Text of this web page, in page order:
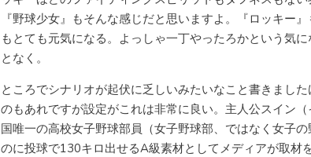
『野球少女』もそんな感じだと思いますよ。『ロッキー
もとても元気になる。よっしゃ一丁やったろかという気
となく。
ところでシナリオが起伏に乏しいみたいなこと書きました
のもあれですが設定がこれは非常に良い。主人公スイン
国唯一の高校女子野球部員（女子野球部、ではなく女子
のに投球で130キロ出せるA級素材としてメディアが取材